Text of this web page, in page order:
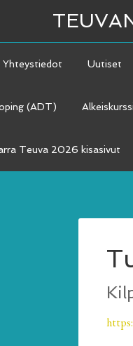
Yhteystiedot Uutiset
(ADT) Alkeiskurssi
Teuva 2026 kisasivut